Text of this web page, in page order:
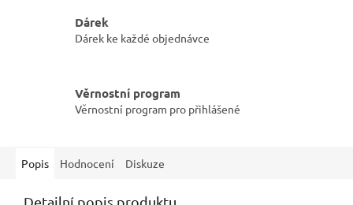
Dárek
Dárek ke každé objednávce
Věrnostní program
Věrnostní program pro přihlášené
Popis Hodnocení Diskuze
Detailní popis produktu